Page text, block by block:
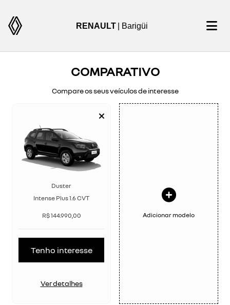
RENAULT | Barigüi
COMPARATIVO
Compare os seus veículos de interesse
Duster
Intense Plus 1.6 CVT
R$ 144.990,00
Tenho interesse
Ver detalhes
Adicionar modelo